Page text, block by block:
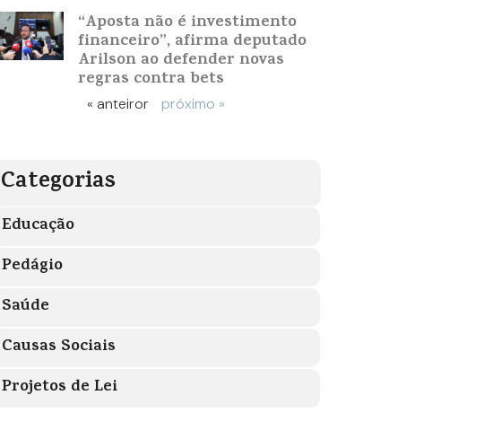
“Aposta não é investimento
financeiro”, afirma deputado
Arilson ao defender novas
regras contra bets
« anteiror próximo »
Categorias
Educação
Pedágio
Saúde
Causas Sociais
Projetos de Lei